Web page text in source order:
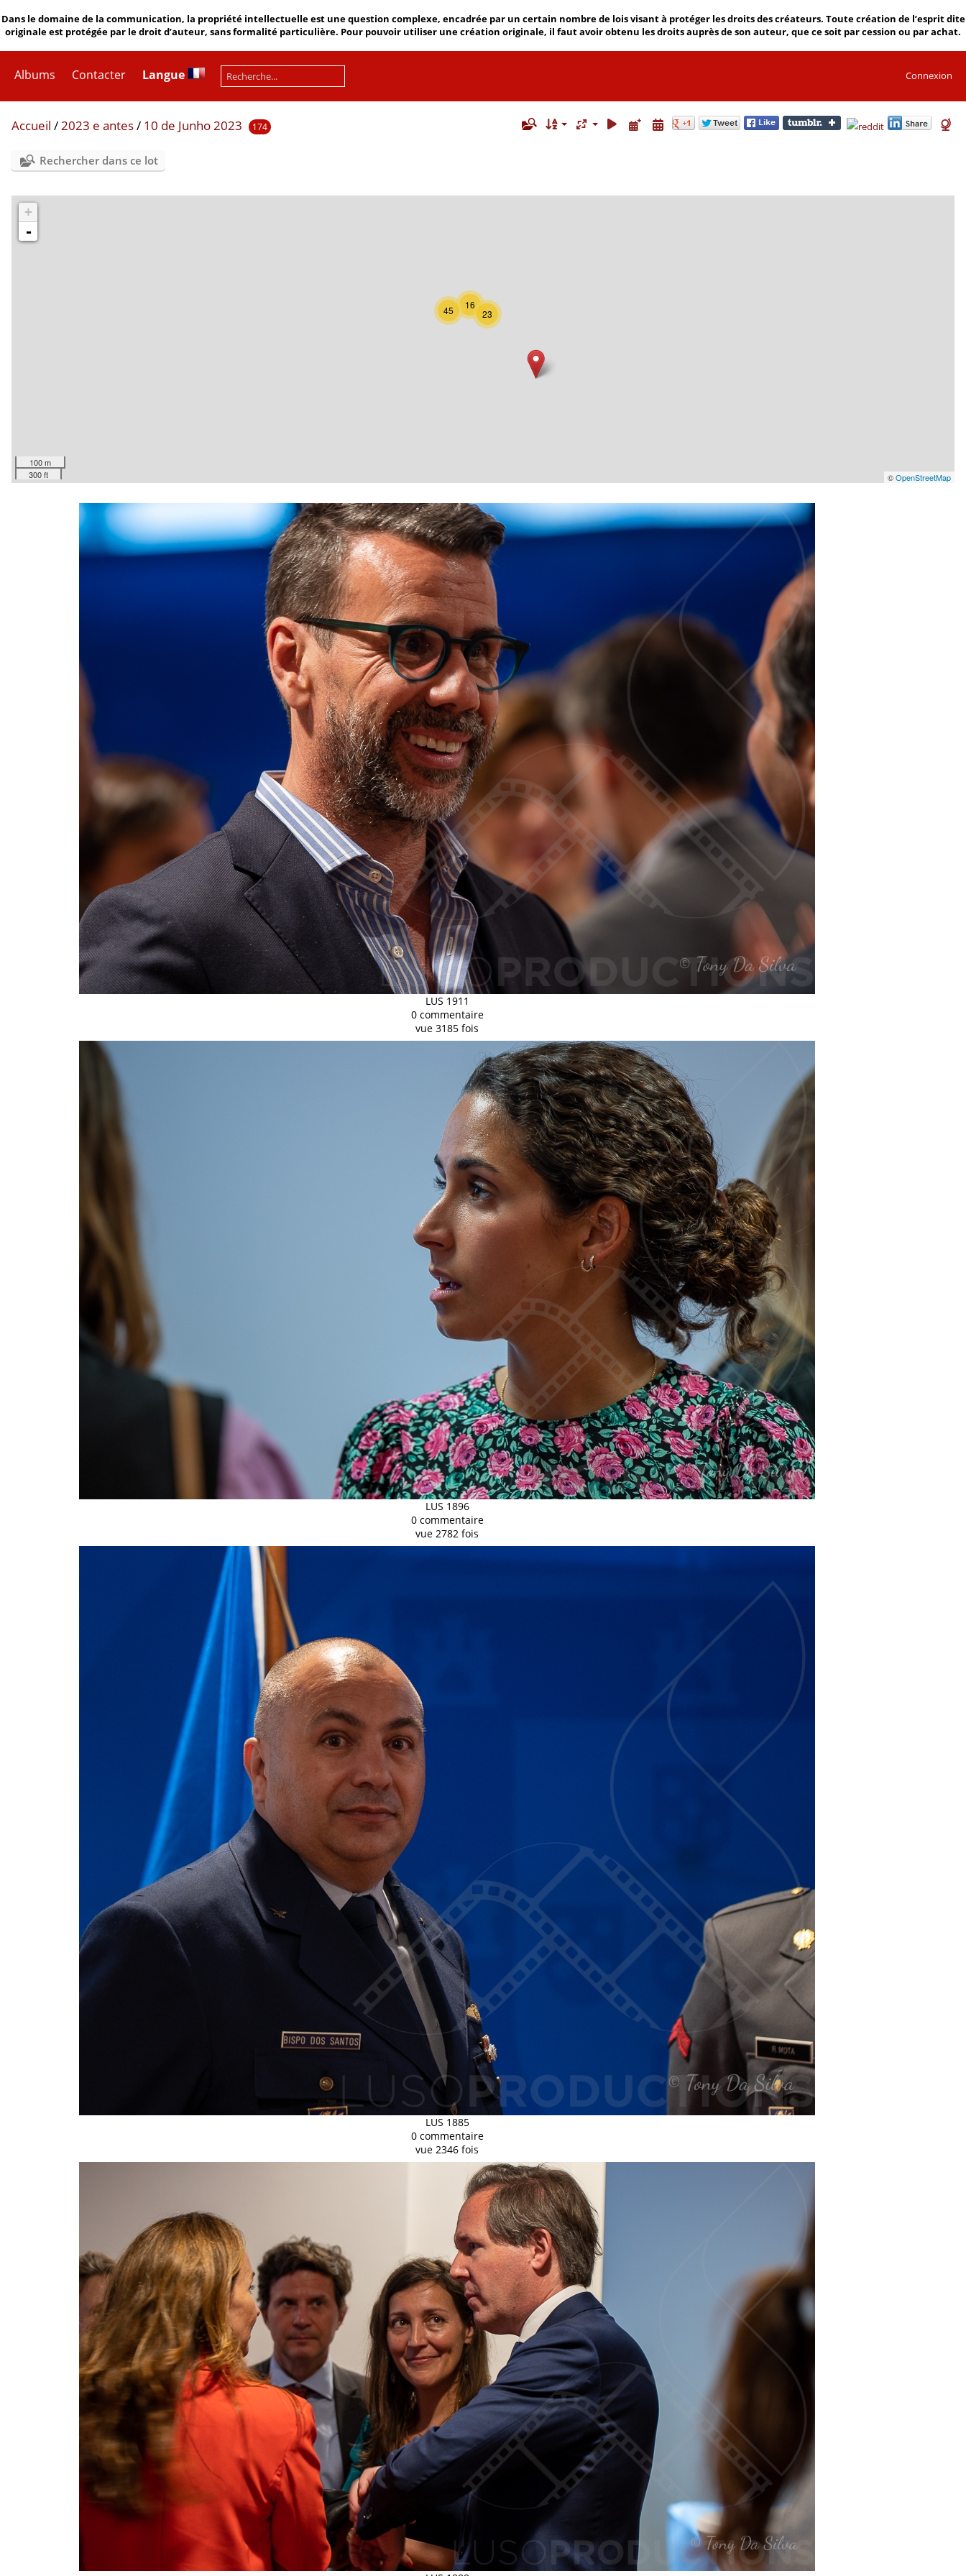
Dans le domaine de la communication, la propriété intellectuelle est une question complexe, encadrée par un certain nombre de lois visant à protéger les droits des créateurs. Toute création de l’esprit dite
originale est protégée par le droit d’auteur, sans formalité particulière. Pour pouvoir utiliser une création originale, il faut avoir obtenu les droits auprès de son auteur, que ce soit par cession ou par achat.
Albums Contacter Langue Connexion
Accueil / 2023 e antes/ 10 de Junho 2023 174
Rechercher dans ce lot
16
45 23
+
-
100 m
300 ft
©OpenStreetMap
LUS 1911
0 commentaire
vue 3185 fois
LUS 1896
0 commentaire
vue 2782 fois
LUS 1885
0 commentaire
vue 2346 fois